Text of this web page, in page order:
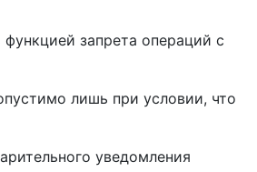
запрета операций с
лишь при условии, что
уведомления